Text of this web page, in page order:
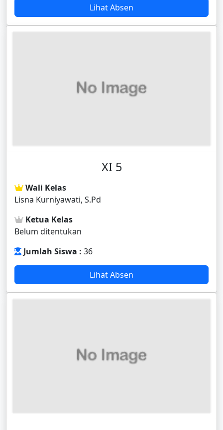
Lihat Absen
XI 5
Wali Kelas
Lisna Kurniyawati, S.Pd
Ketua Kelas
Belum ditentukan
Jumlah Siswa : 36
Lihat Absen